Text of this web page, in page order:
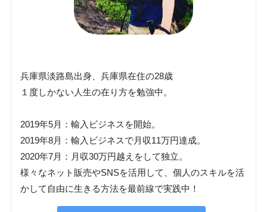
兵庫県淡路島出身、兵庫県在住の28歳
１度しかない人生の在り方を勉強中。
2019年5月：輸入ビジネスを開始。
2019年8月：輸入ビジネスで月収11万円達成。
2020年7月：月収30万円越えをして独立。
様々なネット販売やSNSを活用して、個人のスキルを活
かして自由に生きる方法を最前線で実践中！